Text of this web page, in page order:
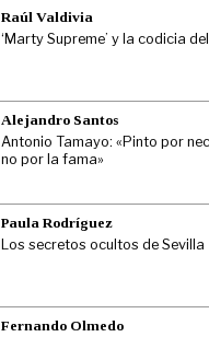
Raúl Valdivia
‘Marty Supreme’ y la codicia
Alejandro Santos
Antonio Tamayo: «Pinto por
no por la fama»
Paula Rodríguez
Los secretos ocultos de Sevilla
Fernando Olmedo